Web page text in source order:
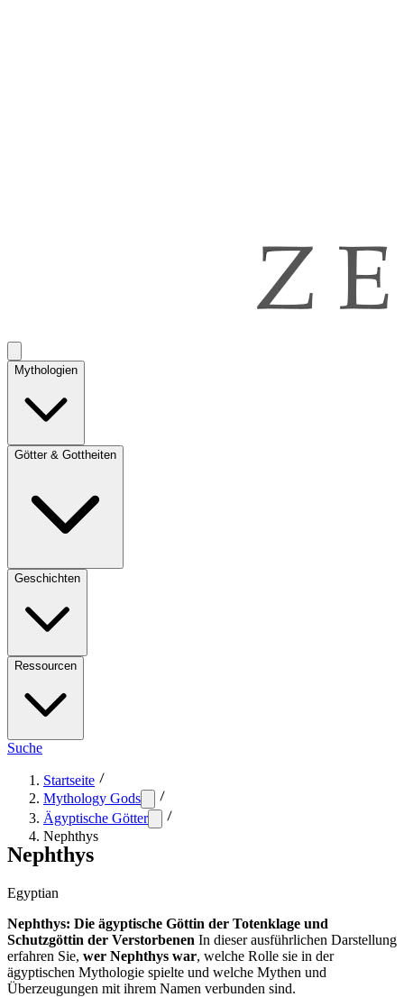
Mythologien
Götter & Gottheiten
Geschichten
Ressourcen
Suche
Startseite
Mythology Gods
Ägyptische Götter
Nephthys
Nephthys
Egyptian
Nephthys: Die ägyptische Göttin der Totenklage und
Schutzgöttin der Verstorbenen In dieser ausführlichen Darstellung
erfahren Sie, wer Nephthys war, welche Rolle sie in der
ägyptischen Mythologie spielte und welche Mythen und
Überzeugungen mit ihrem Namen verbunden sind.